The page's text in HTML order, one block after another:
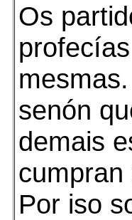
Os
senón
demais
cumpran
Por iso